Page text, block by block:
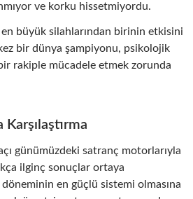
ve korku hissetmiyordu.
en büyük silahlarından birinin etkisini
bir dünya şampiyonu, psikolojik
bir rakiple mücadele etmek zorunda
günümüzdeki satranç motorlarıyla
ilginç sonuçlar ortaya
döneminin en güçlü sistemi olmasına